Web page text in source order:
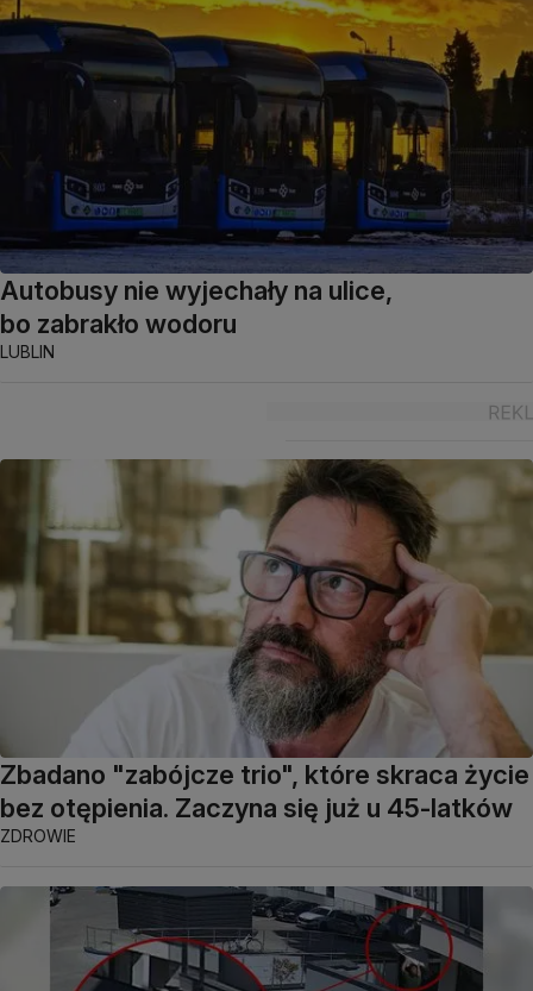
Autobusy nie wyjechały na ulice,
bo zabrakło wodoru
LUBLIN
Zbadano "zabójcze trio", które skraca życie
bez otępienia. Zaczyna się już u 45-latków
ZDROWIE